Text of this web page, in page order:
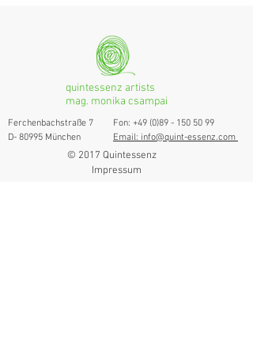
quintessenz artists
mag. monika csampai
Ferchenbachstraße 7
D- 80995 München
Fon: +49 (0)89 - 150 50 99
Email: info@quint-essenz.com
© 2017 Quintessenz
Impressum